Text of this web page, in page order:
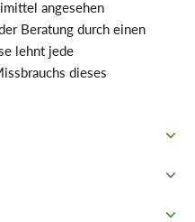
angesehen
Beratung durch einen
lehnt jede
dieses
seiner